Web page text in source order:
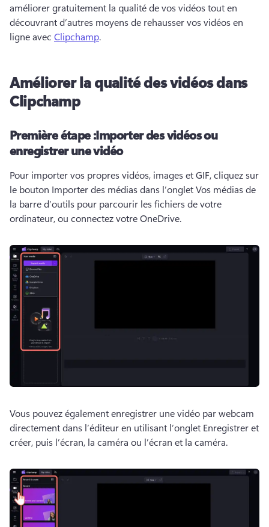
améliorer gratuitement la qualité de vos vidéos tout en
découvrant d’autres moyens de rehausser vos vidéos en
ligne avec Clipchamp.
Améliorer la qualité des vidéos dans
Clipchamp
Première étape :Importer des vidéos ou
enregistrer une vidéo
Pour importer vos propres vidéos, images et GIF, cliquez sur
le bouton Importer des médias dans l’onglet Vos médias de
la barre d’outils pour parcourir les fichiers de votre
ordinateur, ou connectez votre OneDrive.
Vous pouvez également enregistrer une vidéo par webcam
directement dans l’éditeur en utilisant l’onglet Enregistrer et
créer, puis l’écran, la caméra ou l’écran et la caméra.